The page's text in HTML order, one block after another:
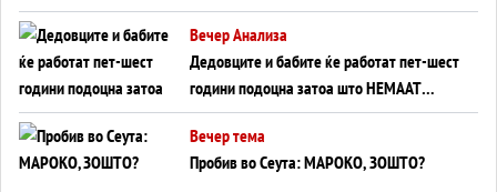
Германија до Црното Море...
Вечер Анализа
Дедовците и бабите ќе работат пет-шест
години подоцна затоа што НЕМААТ
ВНУЦИ ДА ГИ ЗАМЕНАТ
Вечер тема
Пробив во Сеута: МАРОКО, ЗОШТО?